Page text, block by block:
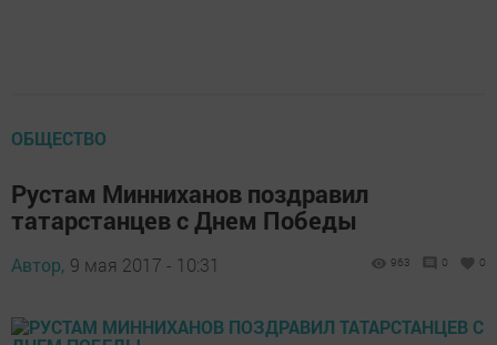
ОБЩЕСТВО
Рустам Минниханов поздравил
татарстанцев с Днем Победы
Автор, 9 мая 2017 - 10:31 963 0 0